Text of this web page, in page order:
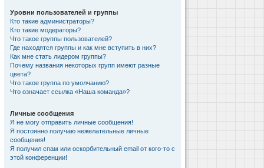
Уровни пользователей и группы
Кто такие администраторы?
Кто такие модераторы?
Что такое группы пользователей?
Где находятся группы и как мне вступить в них?
Как мне стать лидером группы?
Почему названия некоторых групп имеют разные
цвета?
Что такое группа по умолчанию?
Что означает ссылка «Наша команда»?
Личные сообщения
Я не могу отправить личные сообщения!
Я постоянно получаю нежелательные личные
сообщения!
Я получил спам или оскорбительный email от кого-то с
этой конференции!